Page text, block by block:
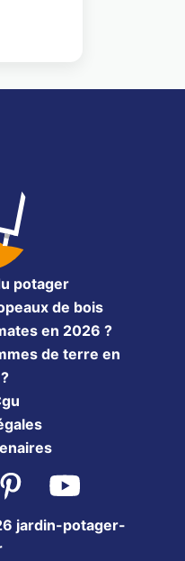
potager
de bois
en 2026 ?
de terre en
YouTube
jardin-potager-